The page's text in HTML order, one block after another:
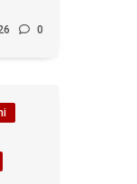
0